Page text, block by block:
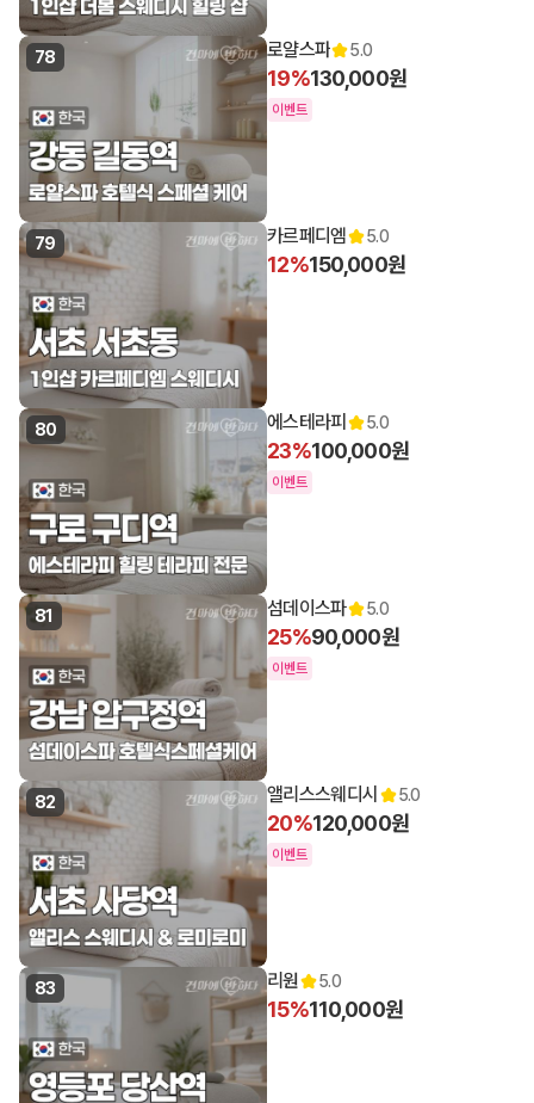
78 로얄스파 5.0
19%130,000원
이벤트
79 카르페디엠 5.0
12%150,000원
80 에스테라피 5.0
23%100,000원
이벤트
81 섬데이스파 5.0
25%90,000원
이벤트
82 앨리스스웨디시 5.0
20%120,000원
이벤트
83 리원 5.0
15%110,000원